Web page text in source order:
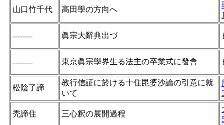
山口竹千代 高田學の方向へ
-------- 眞宗大辭典出づ
-------- 東京眞宗學界生る法主の卒業式に發會
松陰了諦
教行信証に於ける十住毘婆沙論の引意に就
いて
禿諦住 三心釈の展開過程